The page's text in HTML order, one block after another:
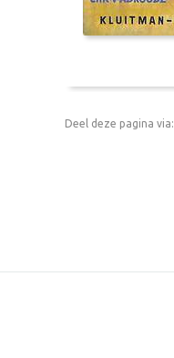
Deel deze pagina via: